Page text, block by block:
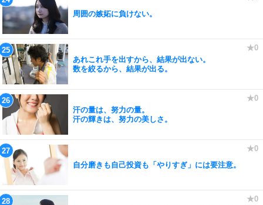
周囲の嫉妬に負けない。
あれこれ手を出すから、結果が出ない。
数を絞るから、結果が出る。
汗の量は、努力の量。
汗の輝きは、努力の美しさ。
自分磨きも自己投資も「やりすぎ」には要注意。